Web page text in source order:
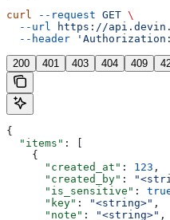
curl --request GET \
  --url
https://
  --header
200 401 403 404 409
{
  "items"
: [
    {
      "created_at"
: 123 ,
      "created_by"
:
      "is_sensitive"
:
      "key"
: "<string>" ,
      "note"
: "<string>" ,